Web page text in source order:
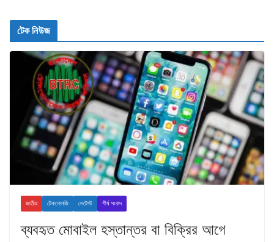
টেক নিউজ
জাতীয় টেকনোলজি লেটেস্ট শীর্ষ সংবাদ
ব্যবহৃত মোবাইল হস্তান্তর বা বিক্রির আগে